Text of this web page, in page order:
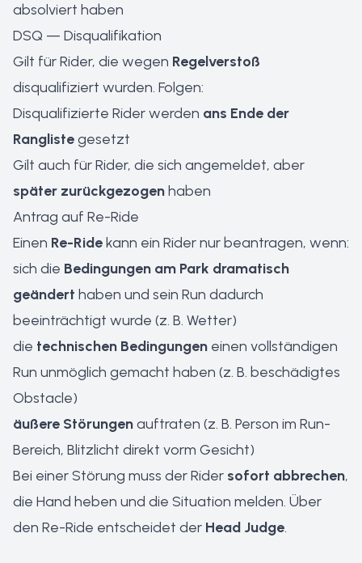
absolviert haben
DSQ — Disqualifikation
Gilt für Rider, die wegen Regelverstoß
disqualifiziert wurden. Folgen:
Disqualifizierte Rider werden ans Ende der
Ranglistegesetzt
Gilt auch für Rider, die sich angemeldet, aber
später zurückgezogenhaben
Antrag auf Re-Ride
Einen Re-Ridekann ein Rider nur beantragen, wenn:
sich die Bedingungen am Park dramatisch
geändert haben und sein Run dadurch
beeinträchtigt wurde (z. B. Wetter)
die technischen Bedingungen einen vollständigen
Run unmöglich gemacht haben (z. B. beschädigtes
Obstacle)
äußere Störungenauftraten (z. B. Person im Run-
Bereich, Blitzlicht direkt vorm Gesicht)
Bei einer Störung muss der Rider sofort abbrechen,
die Hand heben und die Situation melden. Über
den Re-Ride entscheidet der Head Judge.